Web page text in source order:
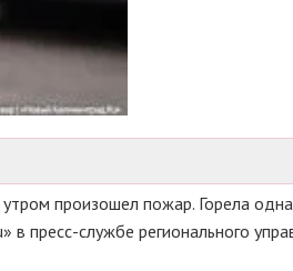
произошел пожар. Горела одна
пресс-службе регионального